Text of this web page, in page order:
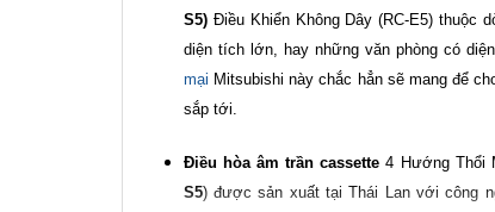
S5)Điều Khiển Không Dây (RC-E5) thuộc
diện tích lớn, hay những văn phòng có
mại Mitsubishi này chắc hẳn sẽ mang để
sắp tới.
Điều hòa âm trần cassette 4 Hướng Thổi
S5) được sản xuất tại Thái Lan với công